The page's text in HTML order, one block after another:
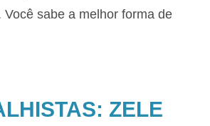
sabe a melhor forma de
ZELE